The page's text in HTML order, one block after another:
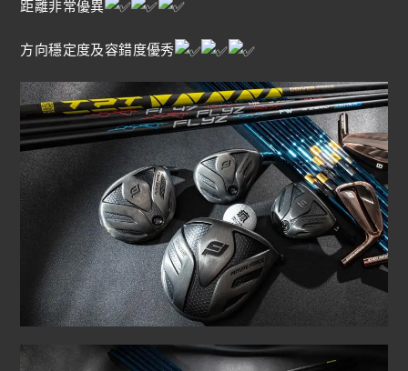
距離非常優異
方向穩定度及容錯度優秀